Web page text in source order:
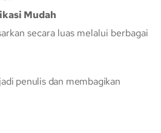
Mudah
secara luas melalui berbagai
penulis dan membagikan